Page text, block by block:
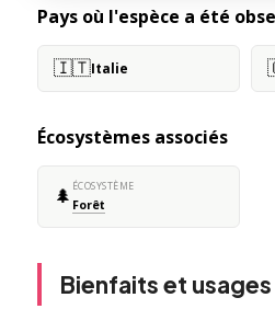
Pays où l'espèce a été
🇮🇹Italie
Écosystèmes associés
🌲 ÉCOSYSTÈME
Forêt
Bienfaits et usages